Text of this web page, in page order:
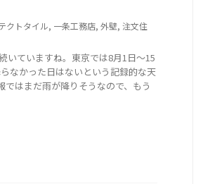
クトタイル, 一条工務店, 外壁, 注文住
ていますね。東京では8月1日～15
なかった日はないという記録的な天
はまだ雨が降りそうなので、もう